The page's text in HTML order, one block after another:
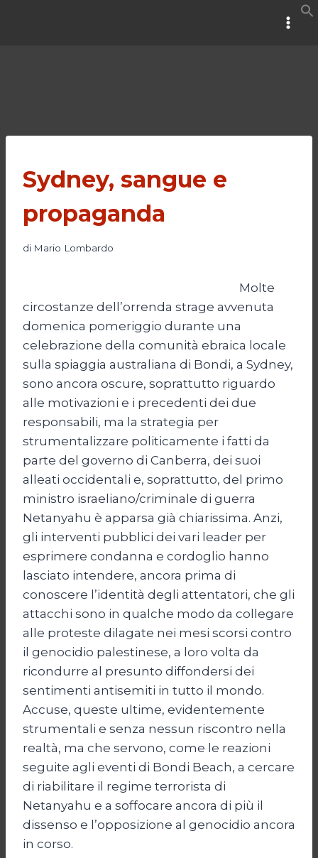
Sydney, sangue e
propaganda
di Mario Lombardo
Molte
circostanze dell’orrenda strage avvenuta
domenica pomeriggio durante una
celebrazione della comunità ebraica locale
sulla spiaggia australiana di Bondi, a Sydney,
sono ancora oscure, soprattutto riguardo
alle motivazioni e i precedenti dei due
responsabili, ma la strategia per
strumentalizzare politicamente i fatti da
parte del governo di Canberra, dei suoi
alleati occidentali e, soprattutto, del primo
ministro israeliano/criminale di guerra
Netanyahu è apparsa già chiarissima. Anzi,
gli interventi pubblici dei vari leader per
esprimere condanna e cordoglio hanno
lasciato intendere, ancora prima di
conoscere l’identità degli attentatori, che gli
attacchi sono in qualche modo da collegare
alle proteste dilagate nei mesi scorsi contro
il genocidio palestinese, a loro volta da
ricondurre al presunto diffondersi dei
sentimenti antisemiti in tutto il mondo.
Accuse, queste ultime, evidentemente
strumentali e senza nessun riscontro nella
realtà, ma che servono, come le reazioni
seguite agli eventi di Bondi Beach, a cercare
di riabilitare il regime terrorista di
Netanyahu e a soffocare ancora di più il
dissenso e l’opposizione al genocidio ancora
in corso.